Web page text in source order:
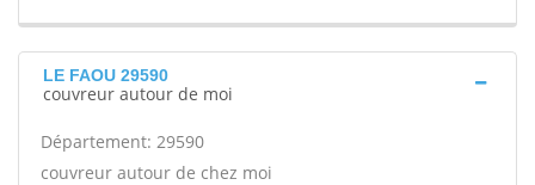
LE FAOU 29590
couvreur autour de moi
Département: 29590
couvreur autour de chez moi